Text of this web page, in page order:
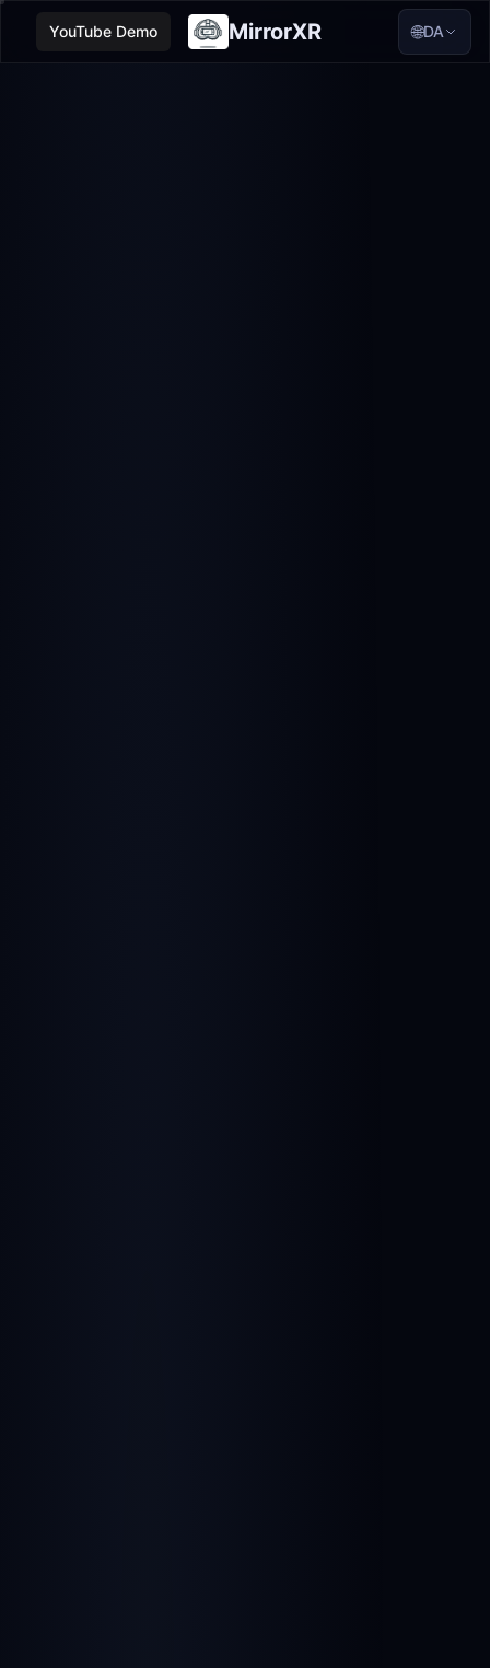
YouTube Demo MirrorXR 🌐DA